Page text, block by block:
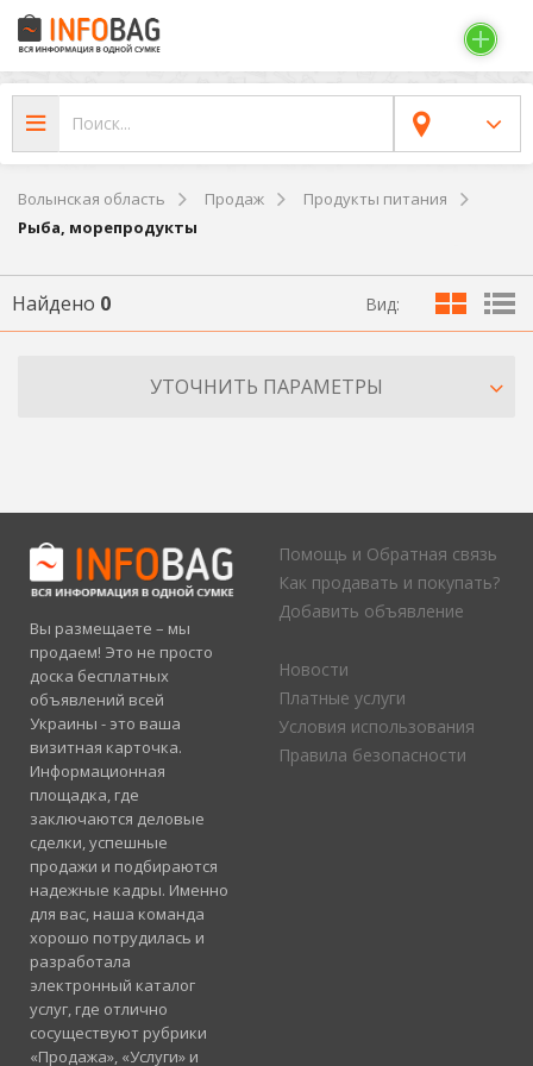
Волынская область Продаж
Продукты питания
Рыба, морепродукты
Найдено 0 Вид:
УТОЧНИТЬ ПАРАМЕТРЫ
Вы размещаете – мы
продаем! Это не просто
доска бесплатных
объявлений всей
Украины - это ваша
визитная карточка.
Информационная
площадка, где
заключаются деловые
сделки, успешные
продажи и подбираются
надежные кадры. Именно
для вас, наша команда
хорошо потрудилась и
разработала
электронный каталог
услуг, где отлично
сосуществуют рубрики
«Продажа», «Услуги» и
Помощь и Обратная связь
Как продавать и покупать?
Добавить объявление
Новости
Платные услуги
Условия использования
Правила безопасности